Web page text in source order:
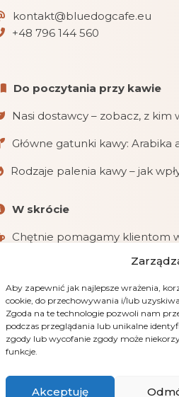
Aby zapewnić jak najlepsze wrażenia,
cookie, do przechowywania i/lub
Zgoda na te technologie pozwoli nam
podczas przeglądania lub unikalne
zgody lub wycofanie zgody może
funkcje.
Akceptuję
kontakt@bluedogcafe.eu
+48 796 144 560
Do poczytania przy kawie
Nasi dostawcy – zobacz, z kim
Główne gatunki kawy: Arabika
Rodzaje palenia kawy – jak
W skrócie
Chętnie pomagamy klientom
Realizujemy zamówienia
Obsługujemy płatności: kartą,
i gotówką przy odbiorze.
LensGaze – fotografia